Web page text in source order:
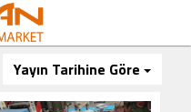
Yayın Tarihine Göre